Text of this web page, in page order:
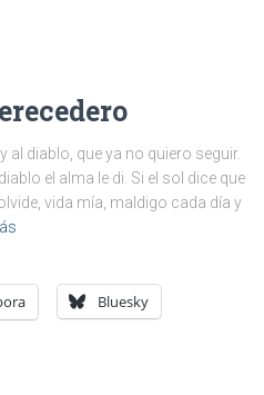
al diablo, que ya no quiero seguir.
el alma le di. Si el sol dice que
vida mía, maldigo cada día y
Bluesky